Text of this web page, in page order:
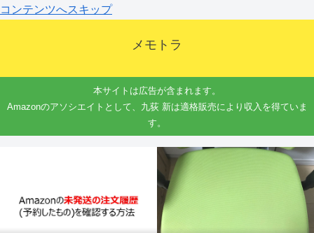
コンテンツへスキップ
メモトラ
本サイトは広告が含まれます。
Amazonのアソシエイトとして、九荻 新は適格販売により収入を得ていま
す。